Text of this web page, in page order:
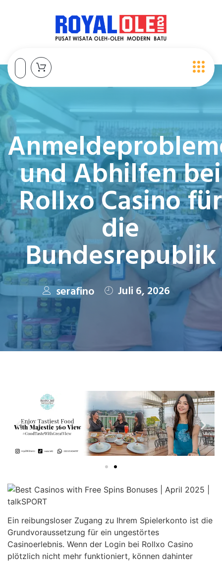
und Abhilfen bei
Rollxo Casino für
die
Bundesrepublik
serafino Juli 6, 2026
Ein reibungsloser Zugang zu Ihrem Spielerkonto ist die
Grundvoraussetzung für ein ungestörtes
Casinoerlebnis. Wenn der Login bei Rollxo Casino
plötzlich nicht mehr funktioniert, können dahinter